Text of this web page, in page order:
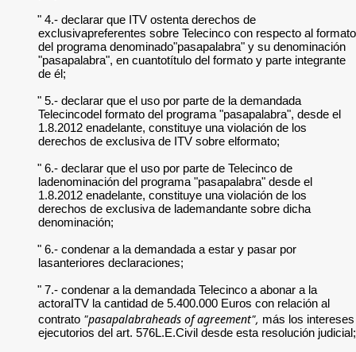
" 4.- declarar que ITV ostenta derechos de
exclusivapreferentes sobre Telecinco con respecto al formato
del programa denominado"pasapalabra" y su denominación
"pasapalabra", en cuantotítulo del formato y parte integrante
de él;
" 5.- declarar que el uso por parte de la demandada
Telecincodel formato del programa "pasapalabra", desde el
1.8.2012 enadelante, constituye una violación de los
derechos de exclusiva de ITV sobre elformato;
" 6.- declarar que el uso por parte de Telecinco de
ladenominación del programa "pasapalabra" desde el
1.8.2012 enadelante, constituye una violación de los
derechos de exclusiva de lademandante sobre dicha
denominación;
" 6.- condenar a la demandada a estar y pasar por
lasanteriores declaraciones;
" 7.- condenar a la demandada Telecinco a abonar a la
actoraITV la cantidad de 5.400.000 Euros con relación al
contrato "pasapalabraheads of agreement", más los intereses
ejecutorios del art. 576L.E.Civil desde esta resolución judicial;